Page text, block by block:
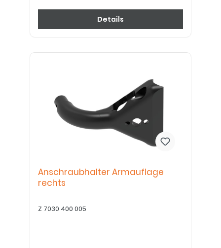
Details
Anschraubhalter Armauflage
rechts
Z 7030 400 005